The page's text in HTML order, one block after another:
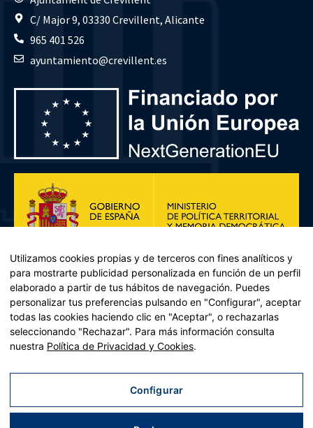
C/ Major 9, 03330 Crevillent, Alicante
965 401 526
ayuntamiento@crevillent.es
Plan de Recuperación, Transformación y Resiliencia – Financiado por
Recuperación y resiliencia, establecido por el Reglamento (UE)
2021/241 del Parlamento Europeo y del Consejo, de 12 de febrero
Utilizamos cookies propias y de terceros con fines analíticos y
para mostrarte publicidad personalizada en función de un perfil
elaborado a partir de tus hábitos de navegación. Puedes
personalizar tus preferencias pulsando en "Configurar", aceptar
todas las cookies haciendo clic en "Aceptar", o rechazarlas
seleccionando "Rechazar". Para más información consulta
nuestra Política de Privacidad y Cookies.
Configurar